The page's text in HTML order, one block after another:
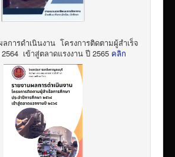
ลการดำเนินงาน โครงการติดตามผู้สำเร็จ
เข้าสู่ตลาดแรงงาน ปี 2565 คลิก